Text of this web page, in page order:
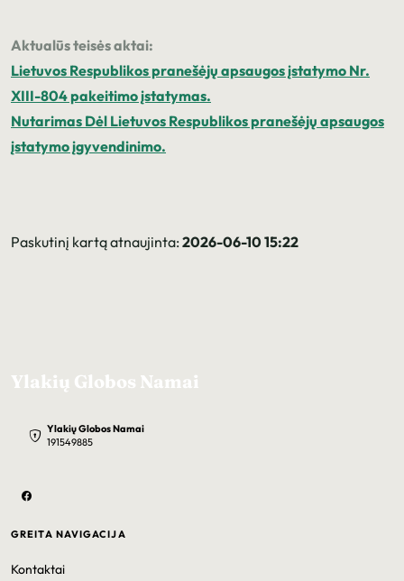
Aktualūs teisės aktai:
Lietuvos Respublikos pranešėjų apsaugos įstatymo Nr.
XIII-804 pakeitimo įstatymas.
Nutarimas Dėl Lietuvos Respublikos pranešėjų apsaugos
įstatymo įgyvendinimo.
Paskutinį kartą atnaujinta: 2026-06-10 15:22
Ylakių Globos Namai
Ylakių Globos Namai
191549885
GREITA NAVIGACIJA
Kontaktai